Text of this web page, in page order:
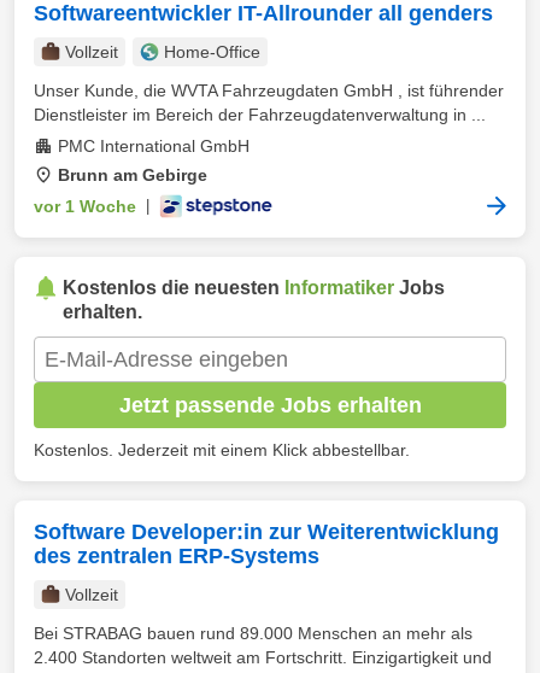
Softwareentwickler IT-Allrounder all genders
Vollzeit
Home-Office
Unser Kunde, die WVTA Fahrzeugdaten GmbH , ist führender
Dienstleister im Bereich der Fahrzeugdatenverwaltung in ...
PMC International GmbH
Brunn am Gebirge
vor 1 Woche
Kostenlos die neuesten Informatiker Jobs
erhalten.
Jetzt passende Jobs erhalten
Kostenlos. Jederzeit mit einem Klick abbestellbar.
Software Developer:in zur Weiterentwicklung
des zentralen ERP-Systems
Vollzeit
Bei STRABAG bauen rund 89.000 Menschen an mehr als
2.400 Standorten weltweit am Fortschritt. Einzigartigkeit und